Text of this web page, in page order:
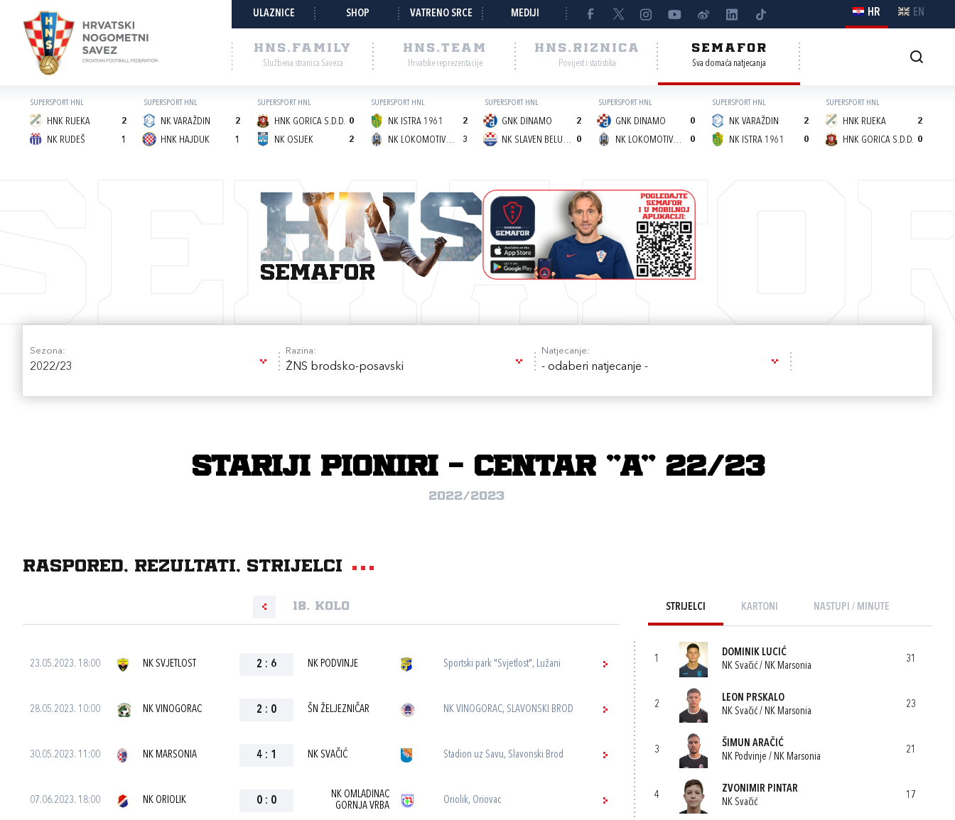
ULAZNICE SHOP VATRENO SRCE MEDIJI HR EN
HNS.FAMILY
Službena stranica Saveza
HNS.TEAM
Hrvatske reprezentacije
HNS.RIZNICA
Povijest i statistika
SEMAFOR
Sva domaća natjecanja
SUPERSPORT HNL
HNK RIJEKA
2
1
NK RUDEŠ
SUPERSPORT HNL
NK VARAŽDIN
2
1
HNK HAJDUK
SUPERSPORT HNL
HNK GORICA S.D.D. 0
2
NK OSIJEK
SUPERSPORT HNL
NK ISTRA 1961
2
3
NK LOKOMOTIVA (Z)
SUPERSPORT HNL
GNK DINAMO
2
0
NK SLAVEN BELUPO
SUPERSPORT HNL
GNK DINAMO
0
0
NK LOKOMOTIVA (Z)
SUPERSPORT HNL
NK VARAŽDIN
2
0
NK ISTRA 1961
SUPERSPORT HNL
HNK RIJEKA
2
0
HNK GORICA S.D.D.
semafor
Sezona:
2022/23
Razina:
ŽNS brodsko-posavski
Natjecanje:
- odaberi natjecanje -
Stariji pioniri - CENTAR "A" 22/23
2022/2023
Raspored, rezultati, strijelci
18. kolo
23.05.2023. 18:00 NK SVJETLOST 2 : 6 NK PODVINJE Sportski park "Svjetlost", Lužani
28.05.2023. 10:00 NK VINOGORAC 2 : 0 ŠN ŽELJEZNIČAR NK VINOGORAC, SLAVONSKI BROD
30.05.2023. 11:00 NK MARSONIA 4 : 1 NK SVAČIĆ Stadion uz Savu, Slavonski Brod
07.06.2023. 18:00 NK ORIOLIK 0 : 0
NK OMLADINAC
GORNJA VRBA
Oriolik, Oriovac
STRIJELCI KARTONI NASTUPI / MINUTE
1
DOMINIK LUCIĆ
NK Svačić / NK Marsonia
31
2
LEON PRSKALO
NK Svačić / NK Marsonia
23
3
ŠIMUN ARAČIĆ
NK Podvinje / NK Marsonia
21
4
ZVONIMIR PINTAR
NK Svačić
17